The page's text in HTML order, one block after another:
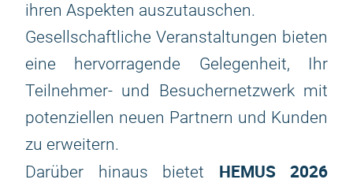
ihren Aspekten auszutauschen.
Gesellschaftliche Veranstaltungen bieten
eine hervorragende Gelegenheit, Ihr
Teilnehmer- und Besuchernetzwerk mit
potenziellen neuen Partnern und Kunden
zu erweitern.
Darüber hinaus bietet HEMUS 2026